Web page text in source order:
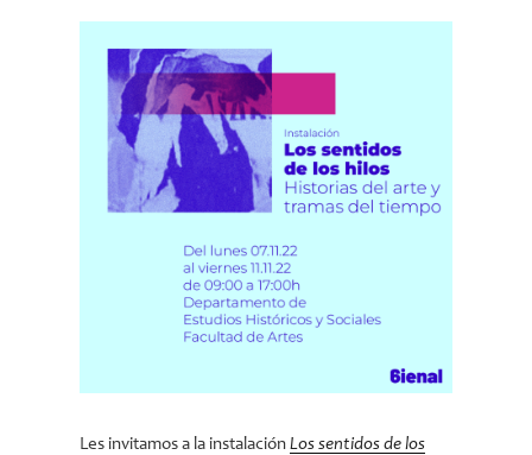
Les invitamos a la instalaciónLos sentidos de los